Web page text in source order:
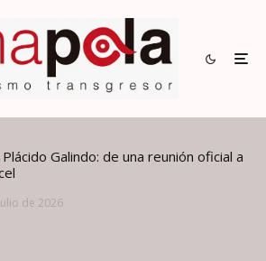
Plácido Galindo: de una reunión oficial a
de 2026